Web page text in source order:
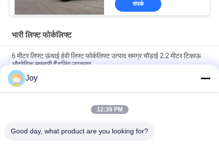
संपर्क
भारी लिफ्ट फोर्कलिफ्ट
6 मीटर लिफ्ट ऊंचाई हेवी लिफ्ट फोर्कलिफ्ट उत्पाद समग्र चौड़ाई 2.2 मीटर टिकाऊ
औद्योगिक सामग्री हैंडलिंग उपकरण
बॉक्स प्रकार इनर आउटर मास्ट काउंटरबैलेंस फोर्कलिफ्ट समग्र आकार
7200x2550x3460mm गोदाम के लिए हेवी ड्यूटी लिफ्टिंग वाहन
210 बार हाइड्रोलिक सिस्टम प्रेशर हेवी लिफ्ट फोर्कलिफ्ट रेटेड क्षमता 16000kgs
Joy
12:39 PM
Good day, what product are you looking for?